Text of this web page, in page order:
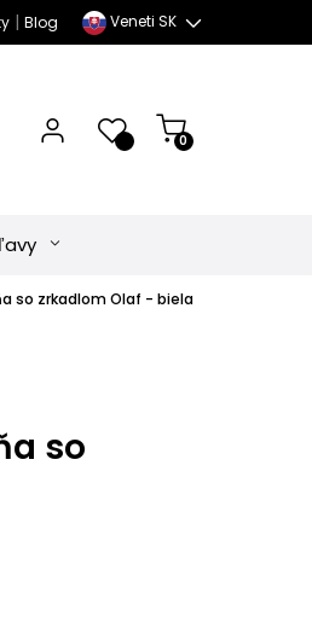
| Blog Veneti SK
0
so zrkadlom Olaf - biela
so